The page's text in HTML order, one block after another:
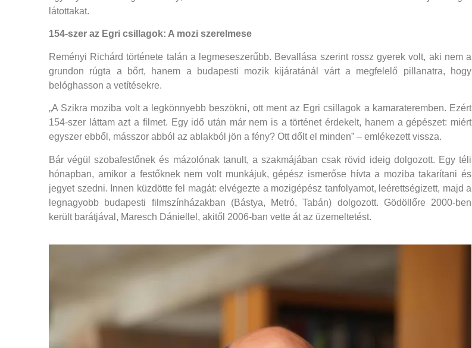
látottakat.
154-szer az Egri csillagok: A mozi szerelmese
Reményi Richárd története talán a legmeseszerűbb. Bevallása szerint rossz gyerek volt, aki nem a
grundon rúgta a bőrt, hanem a budapesti mozik kijáratánál várt a megfelelő pillanatra, hogy
belóghasson a vetítésekre.
„A Szikra moziba volt a legkönnyebb beszökni, ott ment az Egri csillagok a kamarateremben. Ezért
154-szer láttam azt a filmet. Egy idő után már nem is a történet érdekelt, hanem a gépészet: miért
egyszer ebből, másszor abból az ablakból jön a fény? Ott dőlt el minden” – emlékezett vissza.
Bár végül szobafestőnek és mázolónak tanult, a szakmájában csak rövid ideig dolgozott. Egy téli
hónapban, amikor a festőknek nem volt munkájuk, gépész ismerőse hívta a moziba takarítani és
jegyet szedni. Innen küzdötte fel magát: elvégezte a mozigépész tanfolyamot, leérettségizett, majd a
legnagyobb budapesti filmszínházakban (Bástya, Metró, Tabán) dolgozott. Gödöllőre 2000-ben
került barátjával, Maresch Dániellel, akitől 2006-ban vette át az üzemeltetést.